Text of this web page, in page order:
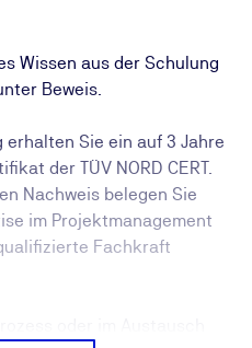
Wissen aus der Schulung
Beweis.
Sie ein auf 3 Jahre
der TÜV NORD CERT.
Nachweis belegen Sie
im Projektmanagement
Fachkraft